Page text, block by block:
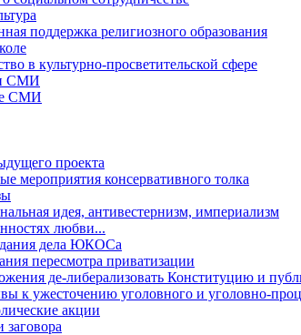
поддержка религиозного образования
в культурно-просветительской сфере
СМИ
СМИ
проекта
мероприятия консервативного толка
идея, антивестернизм, империализм
любви...
дела ЮКОСа
пересмотра приватизации
де-либерализовать Конституцию и
к ужесточению уголовного и уголовно-
акции
заговора